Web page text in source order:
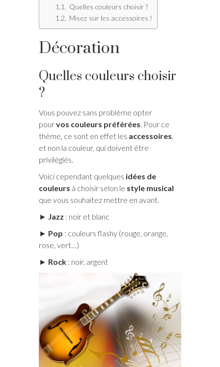
Quelles couleurs choisir ?
Misez sur les accessoires !
Décoration
Quelles couleurs choisir
?
Vous pouvez sans problème opter
pourvos couleurs préférées. Pour ce
thème, ce sont en effet les accessoires,
et non la couleur, qui doivent être
privilégiés.
Voici cependant quelques idées de
couleurs à choisir selon le style musical
que vous souhaitez mettre en avant.
► Jazz : noir et blanc
► Pop : couleurs flashy (rouge, orange,
rose, vert…)
► Rock : noir, argent